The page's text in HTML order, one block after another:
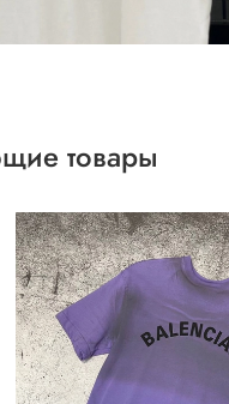
товары